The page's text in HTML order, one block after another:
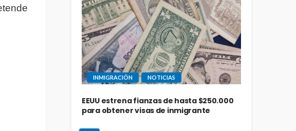
INMIGRACIÓN NOTICIAS
EEUU estrena fianzas de hasta $250.000
para obtener visas de inmigrante